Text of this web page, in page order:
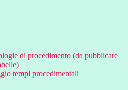
di procedimento (da pubblicare
tempi procedimentali